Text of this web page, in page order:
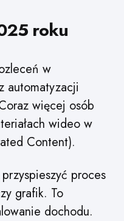
roku
w
automatyzacji
więcej osób
wideo w
Content).
proces
grafik. To
dochodu.